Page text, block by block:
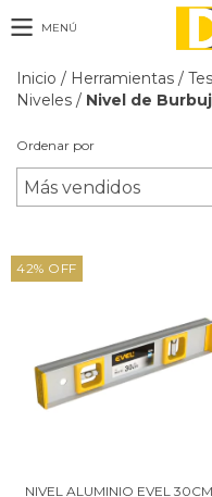
MENÚ
Inicio / Herramientas /
Niveles / Nivel de
Ordenar por
42% OFF
NIVEL ALUMINIO EVEL